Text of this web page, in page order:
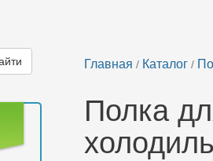
Главная / Каталог /
Полка